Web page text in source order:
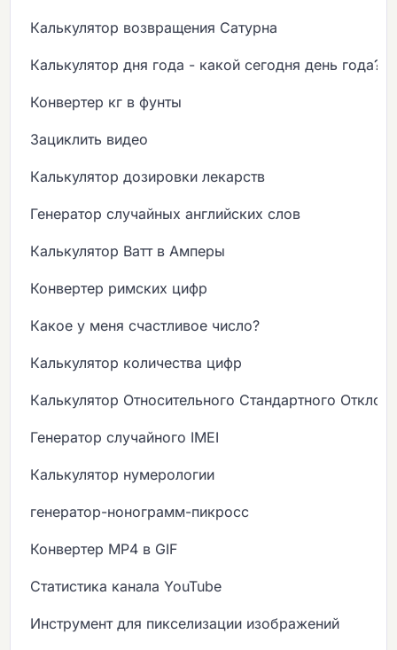
Калькулятор возвращения Сатурна
Калькулятор дня года - какой сегодня день года?
Конвертер кг в фунты
Зациклить видео
Калькулятор дозировки лекарств
Генератор случайных английских слов
Калькулятор Ватт в Амперы
Конвертер римских цифр
Какое у меня счастливое число?
Калькулятор количества цифр
Калькулятор Относительного Стандартного
Генератор случайного IMEI
Калькулятор нумерологии
генератор-нонограмм-пикросс
Конвертер MP4 в GIF
Статистика канала YouTube
Инструмент для пикселизации изображений